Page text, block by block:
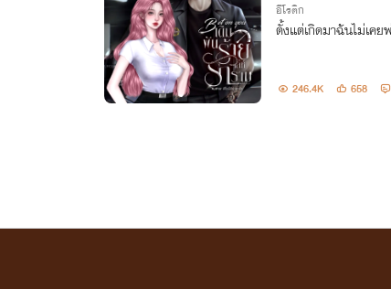
อีโรติก
ตั้งแต่เกิดมาฉันไม่เค
246.4K 658